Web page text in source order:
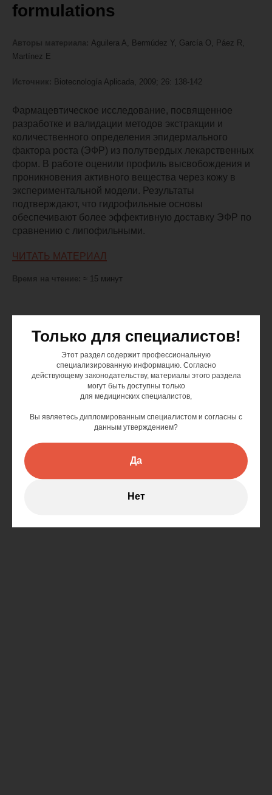
Только для специалистов!
Этот раздел содержит профессиональную
специализированную информацию. Согласно
действующему законодательству, материалы этого раздела
могут быть доступны только
для медицинских специалистов,
Вы являетесь дипломированным специалистом и согласны с
данным утверждением?
Да
Нет
formulations
Авторы материала: Aguilera A, Bermúdez Y, García O, Páez R,
Martínez E
Источник: Biotecnología Aplicada, 2009; 26: 138-142
Фармацевтическое исследование, посвященное
разработке и валидации методов экстракции и
количественного определения эпидермального
фактора роста (ЭФР) из полутвердых лекарственных
форм. В работе оценили профиль высвобождения и
проникновения активного вещества через кожу в
экспериментальной модели. Результаты
подтверждают, что гидрофильные основы
обеспечивают более эффективную доставку ЭФР по
сравнению с липофильными.
ЧИТАТЬ МАТЕРИАЛ
Время на чтение: ≈ 15 минут